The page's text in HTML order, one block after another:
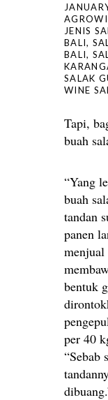
JENIS
BALI,
BALI,
SALAK
WINE
Tapi,
buah
“Yang
buah
tandan
panen
menjual
bentuk
per 40
“Sebab